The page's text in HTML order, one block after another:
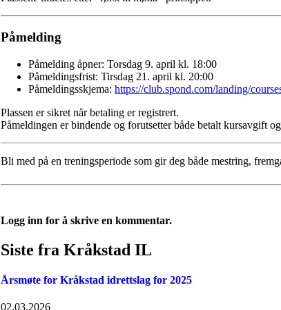
Påmelding
Påmelding åpner: Torsdag 9. april kl. 18:00
Påmeldingsfrist: Tirsdag 21. april kl. 20:00
Påmeldingsskjema: https://club.spond.com/landing/
Plassen er sikret når betaling er registrert.
Påmeldingen er bindende og forutsetter både betalt kursavgift
Bli med på en treningsperiode som gir deg både mestring,
Logg inn for å skrive en kommentar.
Siste fra Kråkstad IL
Årsmøte for Kråkstad idrettslag for 2025
02.03.2026